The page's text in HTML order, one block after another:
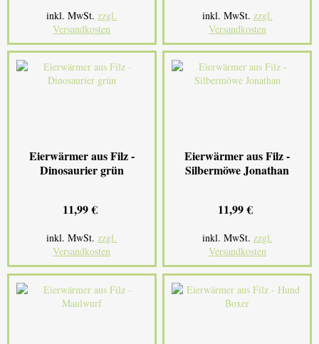
inkl. MwSt.zzgl.
Versandkosten
inkl. MwSt. zzgl.
Versandkosten
Eierwärmer aus Filz -
Dinosaurier grün
11,99 €
inkl. MwSt.zzgl.
Versandkosten
Eierwärmer aus Filz -
Silbermöwe Jonathan
11,99 €
inkl. MwSt. zzgl.
Versandkosten